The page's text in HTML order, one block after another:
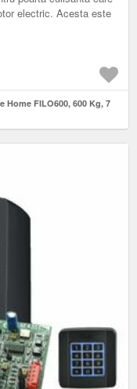
electric. Acesta este
FILO600, 600 Kg, 7